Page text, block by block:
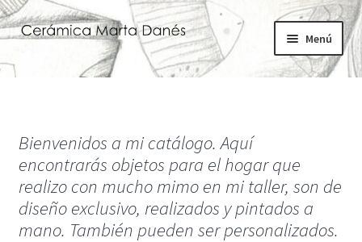
Ir
Ir
Menú
Bio
Contacto
Bienvenidos a mi catálogo. Aquí
encontrarás objetos para el hogar que
realizo con mucho mimo en mi taller, son de
diseño exclusivo, realizados y pintados a
mano. También pueden ser personalizados.